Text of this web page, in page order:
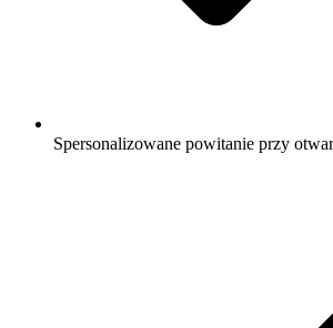
Spersonalizowane powitanie przy